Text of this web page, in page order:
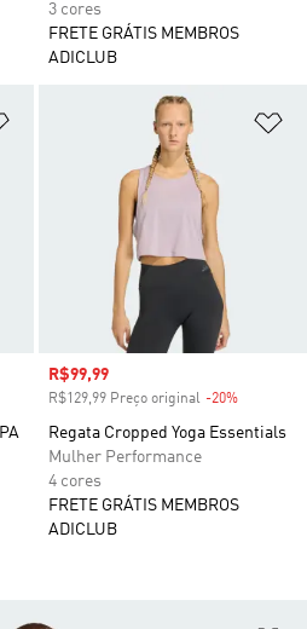
3 cores
FRETE GRÁTIS MEMBROS
ADICLUB
Adicionar à Lista de Desejos
Preço com desconto
R$99,99
R$129,99 Preço original -20%
Regata Cropped Yoga Essentials
Mulher Performance
4 cores
FRETE GRÁTIS MEMBROS
ADICLUB